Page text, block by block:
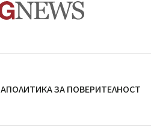
ПОЛИТИКА ЗА ПОВЕРИТЕЛНОСТ